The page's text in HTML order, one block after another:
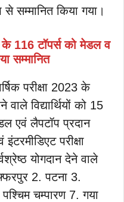
सम्मानित किया गया।
के 116 टॉपर्स को मेडल व
सम्मानित
परीक्षा 2023 के
विद्यार्थियों को 15
एवं लैपटॉप प्रदान
परीक्षा
योगदान देने वाले
2. पटना 3.
चम्पारण 7. गया